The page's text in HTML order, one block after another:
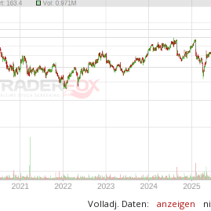
Volladj. Daten: anzeigen